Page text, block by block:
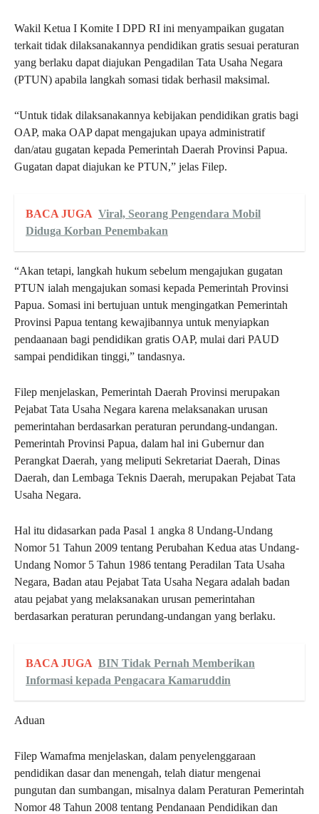
Wakil Ketua I Komite I DPD RI ini menyampaikan gugatan
terkait tidak dilaksanakannya pendidikan gratis sesuai peraturan
yang berlaku dapat diajukan Pengadilan Tata Usaha Negara
(PTUN) apabila langkah somasi tidak berhasil maksimal.
“Untuk tidak dilaksanakannya kebijakan pendidikan gratis bagi
OAP, maka OAP dapat mengajukan upaya administratif
dan/atau gugatan kepada Pemerintah Daerah Provinsi Papua.
Gugatan dapat diajukan ke PTUN,” jelas Filep.
BACA JUGA Viral, Seorang Pengendara Mobil
Diduga Korban Penembakan
“Akan tetapi, langkah hukum sebelum mengajukan gugatan
PTUN ialah mengajukan somasi kepada Pemerintah Provinsi
Papua. Somasi ini bertujuan untuk mengingatkan Pemerintah
Provinsi Papua tentang kewajibannya untuk menyiapkan
pendaanaan bagi pendidikan gratis OAP, mulai dari PAUD
sampai pendidikan tinggi,” tandasnya.
Filep menjelaskan, Pemerintah Daerah Provinsi merupakan
Pejabat Tata Usaha Negara karena melaksanakan urusan
pemerintahan berdasarkan peraturan perundang-undangan.
Pemerintah Provinsi Papua, dalam hal ini Gubernur dan
Perangkat Daerah, yang meliputi Sekretariat Daerah, Dinas
Daerah, dan Lembaga Teknis Daerah, merupakan Pejabat Tata
Usaha Negara.
Hal itu didasarkan pada Pasal 1 angka 8 Undang-Undang
Nomor 51 Tahun 2009 tentang Perubahan Kedua atas Undang-
Undang Nomor 5 Tahun 1986 tentang Peradilan Tata Usaha
Negara, Badan atau Pejabat Tata Usaha Negara adalah badan
atau pejabat yang melaksanakan urusan pemerintahan
berdasarkan peraturan perundang-undangan yang berlaku.
BACA JUGA BIN Tidak Pernah Memberikan
Informasi kepada Pengacara Kamaruddin
Aduan
Filep Wamafma menjelaskan, dalam penyelenggaraan
pendidikan dasar dan menengah, telah diatur mengenai
pungutan dan sumbangan, misalnya dalam Peraturan Pemerintah
Nomor 48 Tahun 2008 tentang Pendanaan Pendidikan dan